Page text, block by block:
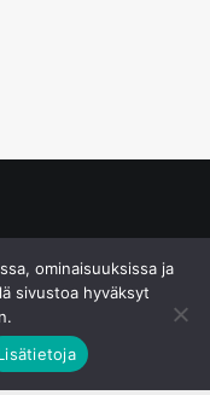
ominaisuuksissa ja
sivustoa hyväksyt